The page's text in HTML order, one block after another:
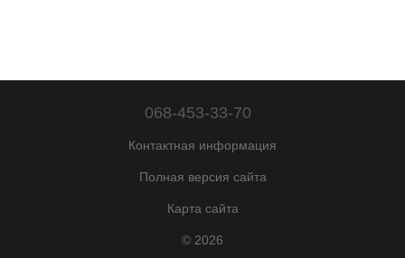
068-453-33-70
Контактная информация
Полная версия сайта
Карта сайта
© 2026